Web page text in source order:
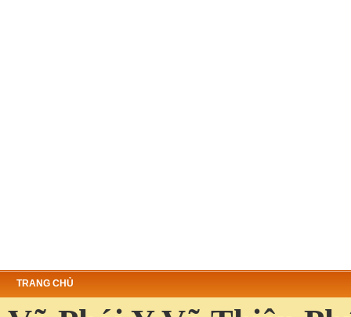
TRANG CHỦ